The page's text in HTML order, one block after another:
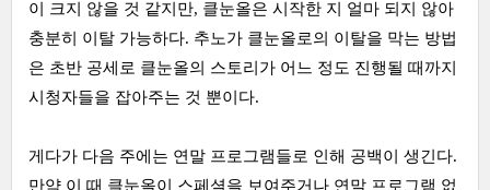
이 크지 않을 것 같지만, 클눈올은 시작한 지 얼마 되지 않아
충분히 이탈 가능하다. 추노가 클눈올로의 이탈을 막는 방법
은 초반 공세로 클눈올의 스토리가 어느 정도 진행될 때까지
시청자들을 잡아주는 것 뿐이다.
게다가 다음 주에는 연말 프로그램들로 인해 공백이 생긴다.
만약 이 때 클눈올이 스페셜을 보여주거나 연말 프로그램 없